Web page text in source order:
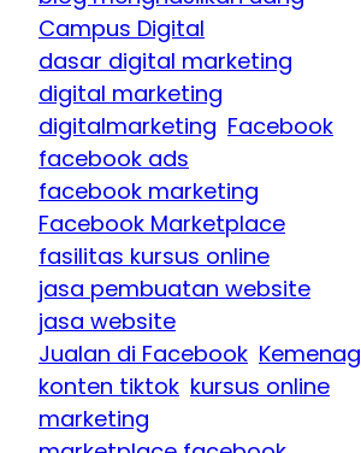
Campus Digital
dasar digital marketing
digital marketing
digitalmarketing Facebook
facebook ads
facebook marketing
Facebook Marketplace
fasilitas kursus online
jasa pembuatan website
jasa website
Jualan di Facebook Kemenag
konten tiktok kursus online
marketing